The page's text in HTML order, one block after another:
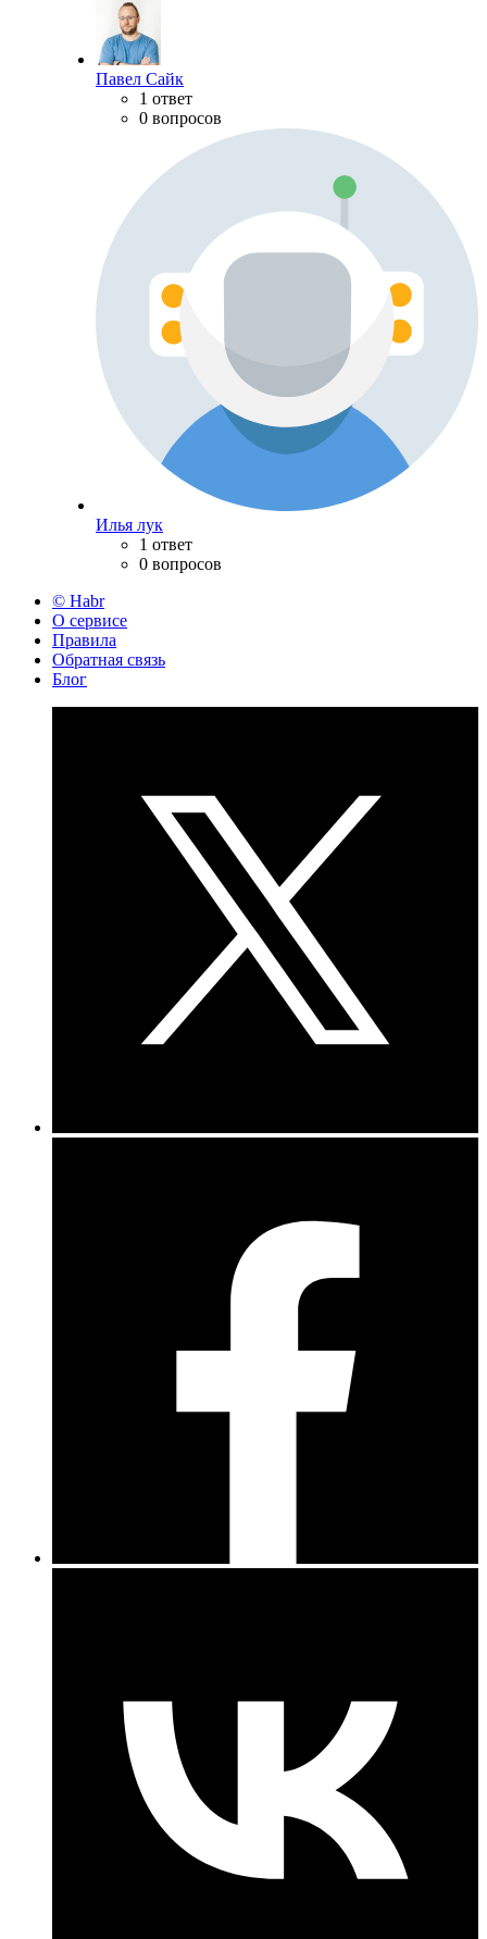
Павел Сайк
1 ответ
0 вопросов
Илья лук
1 ответ
0 вопросов
© Habr
О сервисе
Правила
Обратная связь
Блог